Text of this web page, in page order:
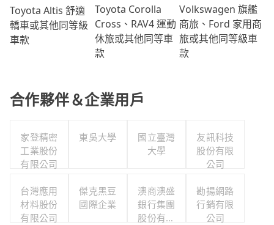
Toyota Altis 舒適
轎車或其他同等級
車款
Toyota Corolla
Cross、RAV4 運動
休旅或其他同等車
款
Volkswagen 旗艦
商旅、Ford 家用商
旅或其他同等級車
款
合作夥伴＆企業用戶
家登精密
工業股份
有限公司
東吳大學
國立臺灣
大學
友訊科技
股份有限
公司
台灣應用
材料股份
有限公司
傑克黑豆
國際企業
澳商澳盛
銀行集團
股份有限
勘揚網路
行銷有限
公司